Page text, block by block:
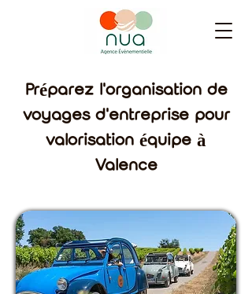
Préparez l'organisation de
voyages d'entreprise pour
valorisation équipe à
Valence